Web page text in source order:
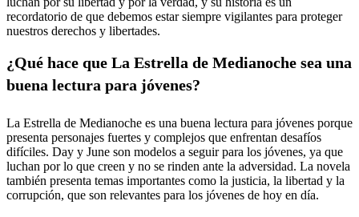
recordatorio de que debemos estar siempre vigilantes para proteger
nuestros derechos y libertades.
¿Qué hace que La Estrella de Medianoche sea una
buena lectura para jóvenes?
La Estrella de Medianoche es una buena lectura para jóvenes porque
presenta personajes fuertes y complejos que enfrentan desafíos
difíciles. Day y June son modelos a seguir para los jóvenes, ya que
luchan por lo que creen y no se rinden ante la adversidad. La novela
también presenta temas importantes como la justicia, la libertad y la
corrupción, que son relevantes para los jóvenes de hoy en día.